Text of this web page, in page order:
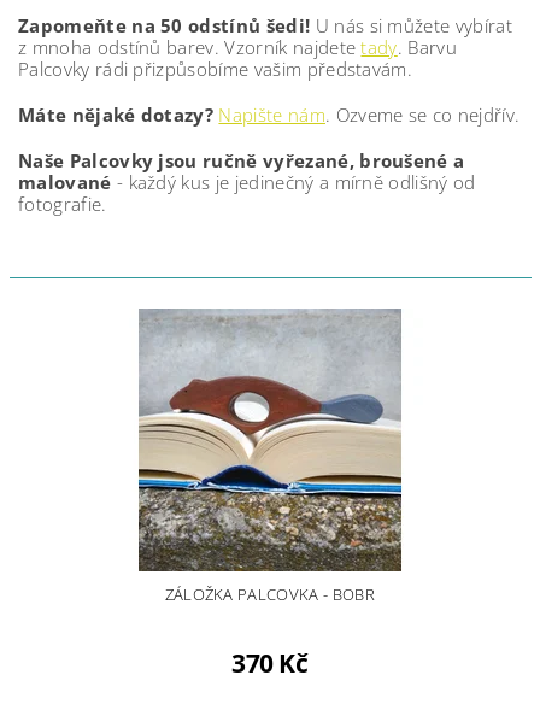
Zapomeňte na 50 odstínů šedi! U nás si můžete vybírat
z mnoha odstínů barev. Vzorník najdetetady. Barvu
Palcovky rádi přizpůsobíme vašim představám.
Máte nějaké dotazy? Napište nám. Ozveme se co nejdřív.
Naše Palcovky jsou ručně vyřezané, broušené a
malované - každý kus je jedinečný a mírně odlišný od
fotografie.
ZÁLOŽKA PALCOVKA - BOBR
370 Kč